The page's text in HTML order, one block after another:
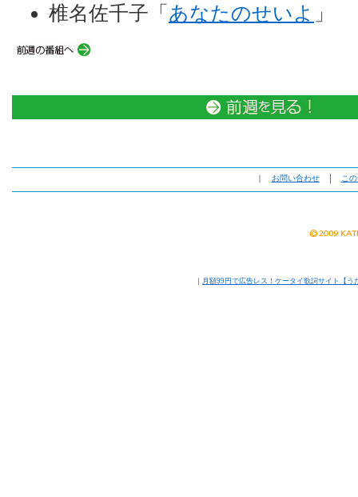
椎名佐千子「 あなたのせいよ 」
｜ お問い合わせ│ こ
｜ 月額99円で広告レス！ケータイ歌詞サイト【う